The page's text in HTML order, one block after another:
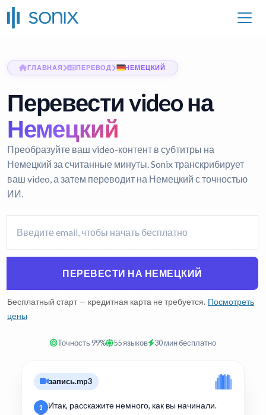
ГЛАВНАЯ ПЕРЕВОД НЕМЕЦКИЙ
Перевести video на
Немецкий
Преобразуйте ваш video-контент в субтитры на
Немецкий за считанные минуты. Sonix транскрибирует
ваш video, а затем переводит на Немецкий с точностью
ИИ.
ПЕРЕВЕСТИ НА НЕМЕЦКИЙ
Бесплатный старт — кредитная карта не требуется. Посмотреть
цены
Точность 99% 55 языков 30 мин бесплатно
запись.mp3
1 Итак, расскажите немного, как вы начинали.